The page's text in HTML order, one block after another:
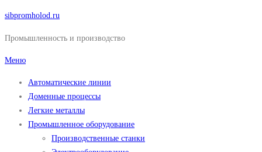
Перейти
содержимому
sibpromholod.ru
Промышленность и производство
Меню
Автоматические линии
Доменные процессы
Легкие металлы
Промышленное оборудование
Производственные станки